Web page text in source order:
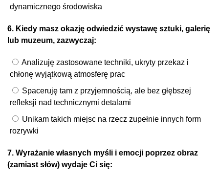
dynamicznego środowiska
6. Kiedy masz okazję odwiedzić wystawę sztuki, galerię
lub muzeum, zazwyczaj:
Analizuję zastosowane techniki, ukryty przekaz i
chłonę wyjątkową atmosferę prac
Spaceruję tam z przyjemnością, ale bez głębszej
refleksji nad technicznymi detalami
Unikam takich miejsc na rzecz zupełnie innych form
rozrywki
7. Wyrażanie własnych myśli i emocji poprzez obraz
(zamiast słów) wydaje Ci się: